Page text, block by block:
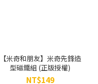
【米奇和朋友】米奇先鋒造
型磁鐵組 (正版授權)
NT$149